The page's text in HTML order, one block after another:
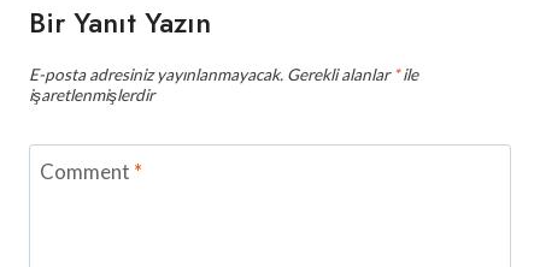
Bir Yanıt Yazın
E-posta adresiniz yayınlanmayacak. Gerekli alanlar*ile
işaretlenmişlerdir
Comment *